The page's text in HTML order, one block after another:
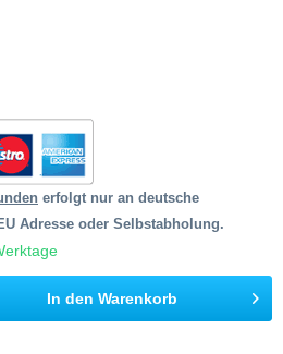
erfolgt nur an deutsche
Adresse oder Selbstabholung.
In den Warenkorb